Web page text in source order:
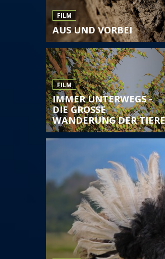
FILM
AUS UND VORBEI
FILM
IMMER UNTERWEGS -
DIE GROSSE W
ANDERUNG DER TIERE